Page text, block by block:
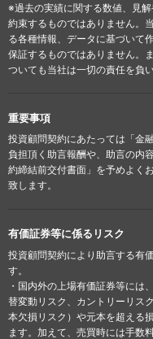
※過去の実績に関する数値、見
約束するものではありません。
る各種情報、データに基づいて
保証するものではありません。
ついても当社は一切の責任を負い
重要事項
投資顧問契約にあたっては「金
負担頂く助言報酬や、助言の内
約締結前交付書面」を予めよく
致します。
有価証券等に係るリスク
投資顧問契約により助言する有
す。
・国内外の上場有価証券等には
替変動リスク、カントリーリス
本欠損リスク）や元本を超える
ます。加えて、売買時には手数